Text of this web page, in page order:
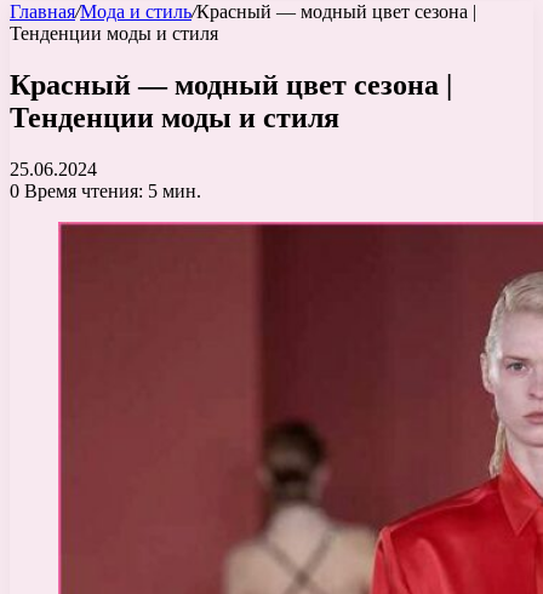
Главная/Мода и стиль/Красный — модный цвет сезона |
Тенденции моды и стиля
Красный — модный цвет сезона |
Тенденции моды и стиля
25.06.2024
0 Время чтения: 5 мин.